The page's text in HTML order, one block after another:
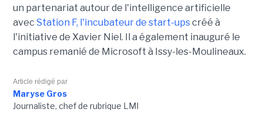
un partenariat autour de l'intelligence artificielle
avec Station F, l'incubateur de start-upscréé à
l'initiative de Xavier Niel. Il a également inauguré le
campus remanié de Microsoft à Issy-les-Moulineaux.
Article rédigé par
Maryse Gros
Journaliste, chef de rubrique LMI